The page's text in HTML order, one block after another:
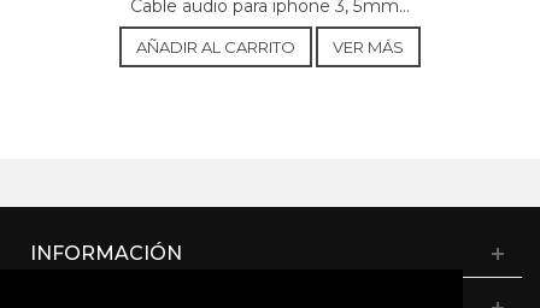
Cable audio para iphone 3, 5mm...
AÑADIR AL CARRITO VER MÁS
INFORMACIÓN